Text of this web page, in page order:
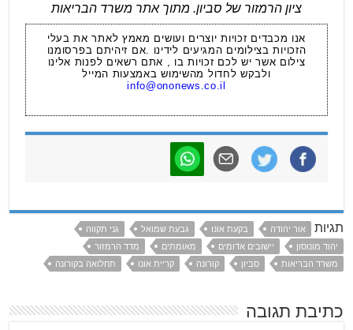
ציון הרמזור של סביון. מתוך אתר משרד הבריאות
אנו מכבדים זכויות יוצרים ועושים מאמץ לאתר את בעלי
הזכויות בצילומים המגיעים לידינו .אם זיהיתם בפרסומנו
צילום אשר יש לכם זכויות בו , אתם רשאים לפנות אלינו
ולבקש לחדול מהשימוש באמצעות המייל
info@ononews.co.il
תגיות אור יהודה בקעת אונו גבעת שמואל
גני תקווה
יהוד מונוסון
יישובים אדומים מאומתים
מדד הרמזור
משרד הבריאות
סביון קורונה קריית אונו תחלואה בקורונה
כתיבת תגובה